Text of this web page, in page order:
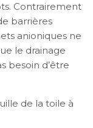
Contrairement
barrières
anioniques ne
le drainage
besoin d’être
de la toile à